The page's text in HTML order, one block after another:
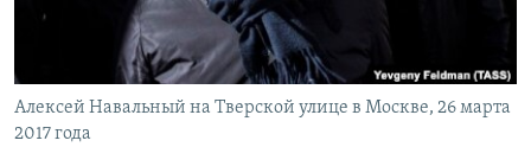
ПОБЕДИТЕЛЕЙ НЕ СУДЯТ?
КРЫМ.НЕПОКОРЕННЫЙ
ELIFBE
ПРИСОЕДИНЯЙТЕСЬ!
Алексей Навальный на Тверской улице в Москве, 26 марта
2017 года